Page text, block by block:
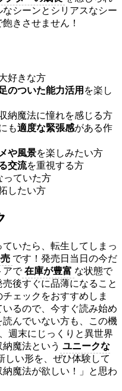
シーンとシリアスなシー
きさせません！
好きな方
のついた能力活用 を楽し
納魔法に憧れを感じる方
も適度な緊張感がある作
や風景を楽しみたい方
交流を重視する方
っていた方
したい方
ていたら、転生してしまっ
です！発売日当日の今だ
アで 在庫が豊富 な状態で
後すぐに品薄になること
ェックをおすすめしま
るので、今すぐ読み始め
んでいない方も、この機
週末にじっくりと異世界
魔法という ユニークな
しい形を、ぜひ体験して
魔法が欲しい！」と思わ